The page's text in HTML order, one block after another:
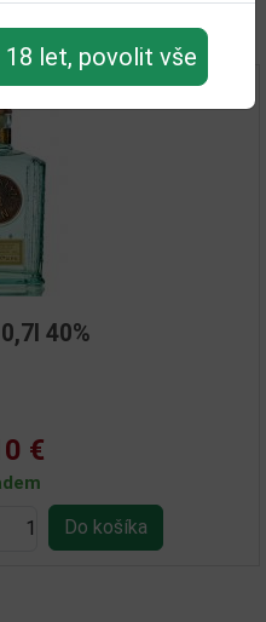
18 let, povolit vše
40%
€